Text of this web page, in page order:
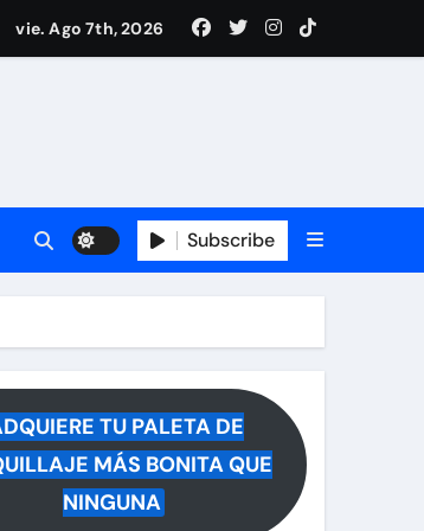
lo que muchos querían saber
vie. Ago 7th, 2026
Subscribe
TU PALETA DE
MÁS BONITA QUE
NINGUNA